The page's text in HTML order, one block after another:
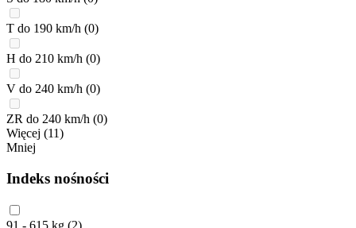
T do 190 km/h (0)
H do 210 km/h (0)
V do 240 km/h (0)
ZR do 240 km/h (0)
Więcej (11)
Mniej
Indeks nośności
91 - 615 kg (2)